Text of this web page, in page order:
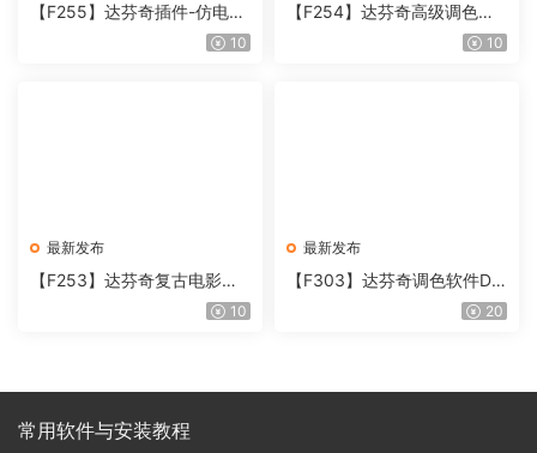
【F255】达芬奇插件-仿电影
胶片视频调色插件 ARRI Film
10
【F254】达芬奇高级调色插
件 Contour V2.2.2 WinMac10
最新发布
【F253】达芬奇复古电影胶
片质感DCTL节点调色预设 M
10
最新发布
【F303】达芬奇调色软件Da
Vinci Resolve Studio21.0.320
常用软件与安装教程